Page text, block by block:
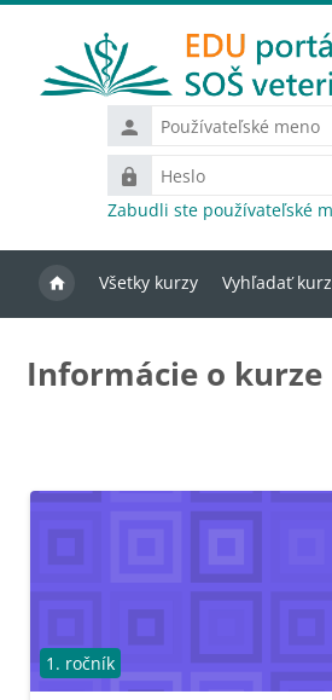
Používateľské
meno
Heslo
Zabudli ste používateľské
Všetky kurzy Vyhľadať kurz
Informácie o kurze
Kategória kurzu
1. ročník